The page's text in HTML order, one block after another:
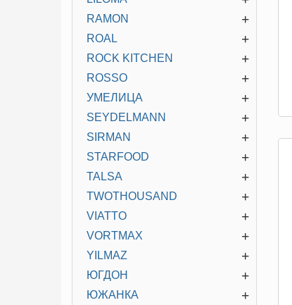
+
RAMON
+
ROAL
+
ROCK KITCHEN
+
ROSSO
+
УМЕЛИЦА
+
SEYDELMANN
+
SIRMAN
+
STARFOOD
+
TALSA
+
TWOTHOUSAND
+
VIATTO
+
VORTMAX
+
YILMAZ
+
ЮГДОН
+
ЮЖАНКА